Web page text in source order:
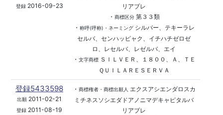
登録2016-09-23
リアブレ
・ 商標区分第３３類
・ 称呼(呼称)・ネーミングシルバー、テキーラレ
セルバ、センハッピャク、イチハチゼロゼ
ロ、レセルバ、レゼルバ、エイ
・ 文字商標ＳＩＬＶＥＲ、１８００、Ａ、ＴＥ
ＱＵＩＬＡＲＥＳＥＲＶＡ
登録5433598
出願 2011-02-21
登録 2011-08-19
・ 商標権者・商標出願人
エクスアシエンダロスカ
ミチネスソシエダドアノニマデキャピタルバ
リアブレ